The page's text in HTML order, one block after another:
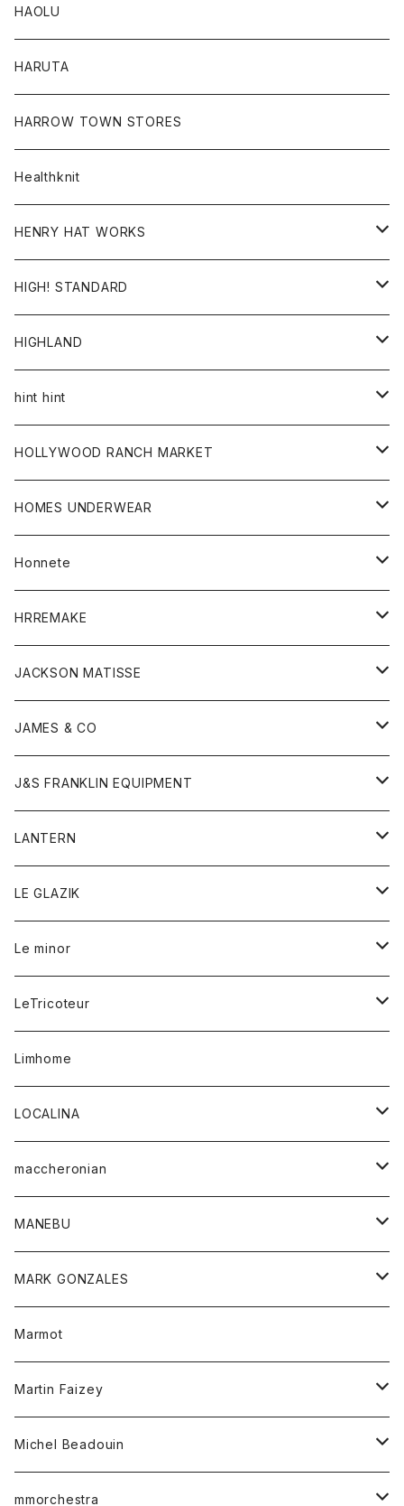
カーディガン
コート
トップス
シャツ
スウェット
レディース
カーディガン
コート
ボトム
パンツ
トップス
Tシャツ
ロンTEE
HAOLU
HARUTA
HARROW TOWN STORES
Healthknit
HENRY HAT WORKS
帽子
HIGH! STANDARD
アウター
ジャケット
トップス
シャツ
カーディガン
ボトム
グッズ
帽子
HIGHLAND
帽子
hint hint
ストール
HOLLYWOOD RANCH MARKET
アウター
カーディガン
コート
フリース
アクセサリー
ウォレット
ストール
マフラー
リング
キッズ
Tシャツ
グッズ
アンダーウェア
靴
バンダナ
トップス
カーディガン
ジャケット
タンクトップ
Tシャツ
ベスト
ポロシャツ
ロングスリーブTシャツ
ボトム
オーバーオール
ショートパンツ
レディース
アウター
カーディガン
セーター
チュニック
HOMES UNDERWEAR
アウター
カーディガン
コート
キッズ
Tシャツ
ロンパース
グッズ
靴
ストール
トップス
カットソー
シャツ
ボトム
オーバーオール
ショートパンツ
レディース
オーバーオール
シャツ
ワンピース
ワンピース
Honnete
ブラウス
ワンピース
HRREMAKE
バック
キッズ
トレーナー
トップス
Gジャケット
スウェット
帽子
JACKSON MATISSE
Tシャツ
帽子
JAMES & CO
ボトム
J&S FRANKLIN EQUIPMENT
アウター
LANTERN
アウター
Tシャツ
LE GLAZIK
レディース
コート
シャツ
ワンピース
Tシャツ
Le minor
ボトム
スカート
パンツ
レディース
アウター
カットソー
トップス
シャツ
LeTricoteur
カーディガン
Limhome
LOCALINA
ロングスリーブテーシャツ
maccheronian
靴
MANEBU
靴
MARK GONZALES
トップス
Tシャツ
Marmot
Martin Faizey
ベルト
Michel Beadouin
トップス
mmorchestra